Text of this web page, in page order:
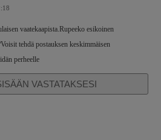
vaatekaapista.Rupeeko esikoinen
tehdä postauksen keskimmäisen
perheelle
VASTATAKSESI